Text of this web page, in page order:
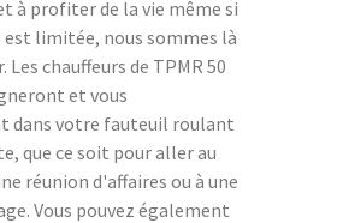
à profiter de la vie même si
limitée, nous sommes là
Les chauffeurs de TPMR 50
et vous
dans votre fauteuil roulant
que ce soit pour aller au
réunion d'affaires ou à une
Vous pouvez également